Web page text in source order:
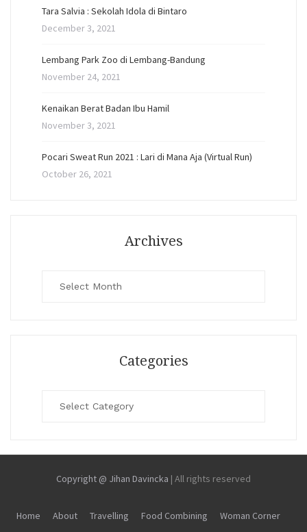
Tara Salvia : Sekolah Idola di Bintaro
December 3, 2021
Lembang Park Zoo di Lembang-Bandung
November 24, 2021
Kenaikan Berat Badan Ibu Hamil
November 3, 2021
Pocari Sweat Run 2021 : Lari di Mana Aja (Virtual Run)
October 26, 2021
Archives
Categories
Copyright @ Jihan Davincka | All rights reserved
Home About Travelling Food Combining Woman Corner